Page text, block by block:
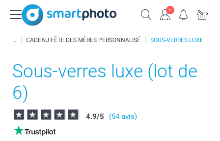
CADEAU FÊTE DES MÈRES PERSONNALISÉ SOUS-VERRES LUXE
Sous-verres luxe (lot de
6)
4.9/5 (54 avis)